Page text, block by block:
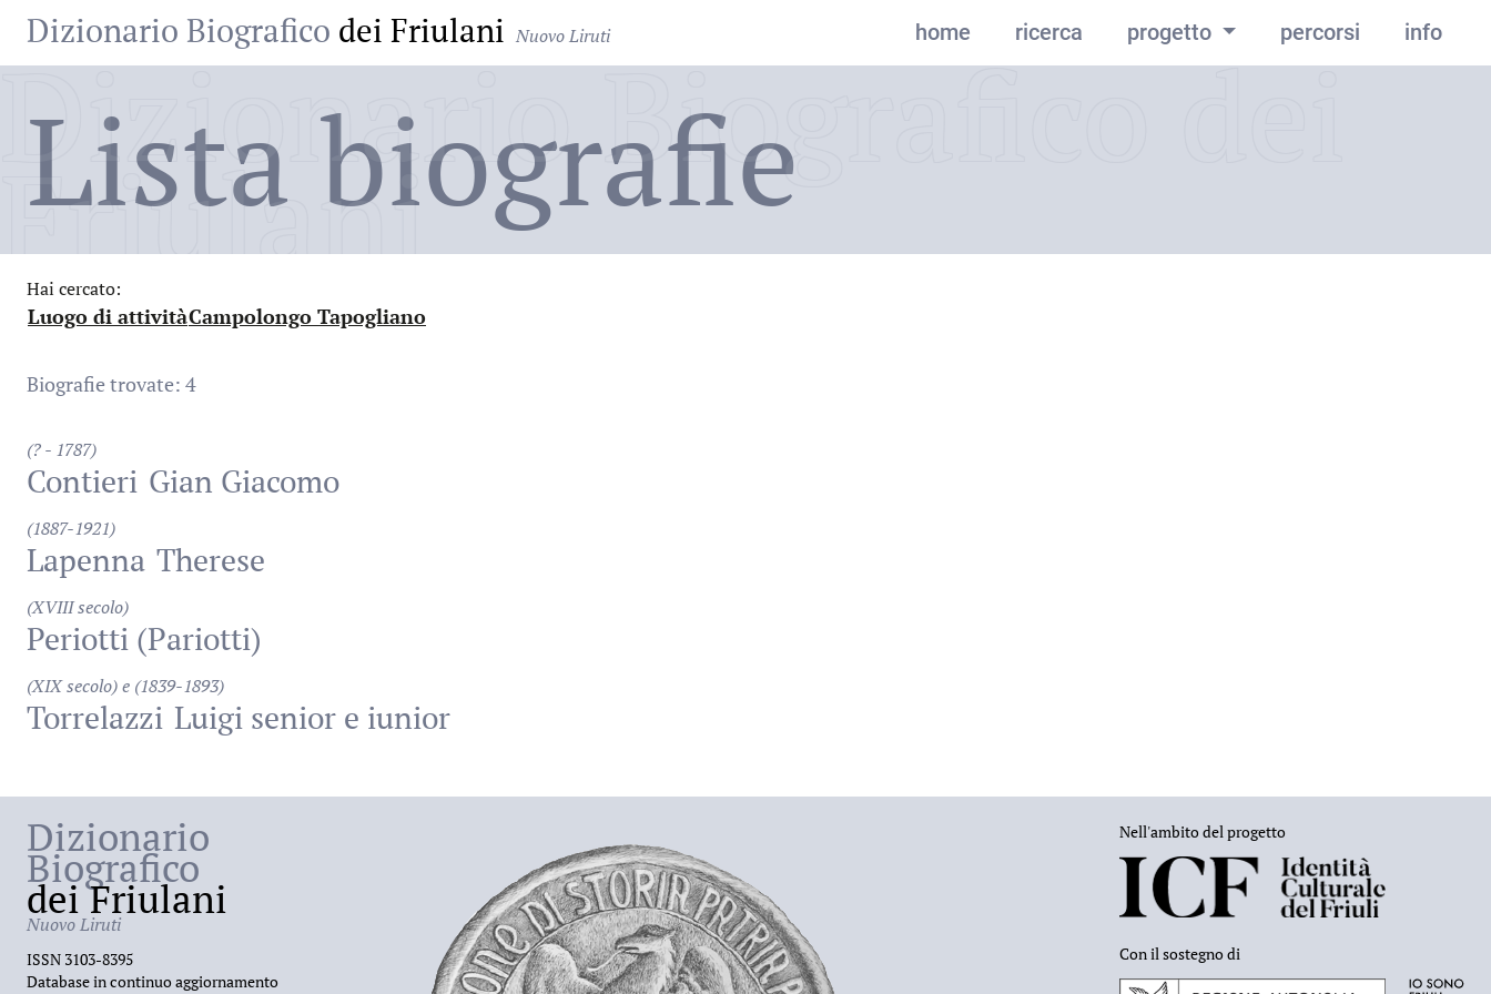
Dizionario Biografico dei Friulani Nuovo Liruti home ricerca progetto percorsi info
Dizionario Biografico dei
Friulani
Lista biografie
Hai cercato:
Luogo di attività
:Campolongo Tapogliano
Biografie trovate: 4
(? - 1787)
Contieri Gian Giacomo
(1887-1921)
Lapenna Therese
(XVIII secolo)
Periotti (Pariotti)
(XIX secolo) e (1839-1893)
Torrelazzi Luigi senior e iunior
Dizionario
Biografico
dei Friulani
Nuovo Liruti
ISSN 3103-8395
Database in continuo aggiornamento
Nell'ambito del progetto
Con il sostegno di